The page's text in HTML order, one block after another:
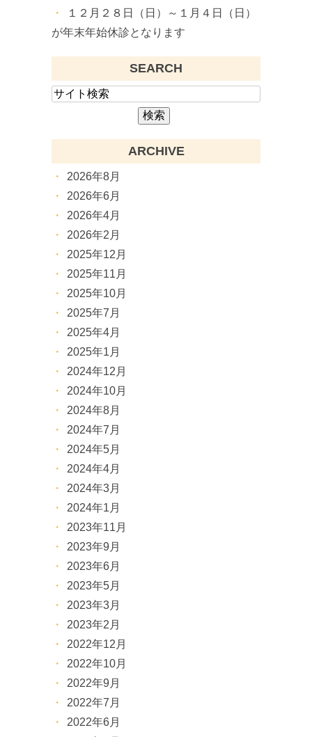
１２月２８日（日）～１月４日（日）
が年末年始休診となります
SEARCH
ARCHIVE
2026年8月
2026年6月
2026年4月
2026年2月
2025年12月
2025年11月
2025年10月
2025年7月
2025年4月
2025年1月
2024年12月
2024年10月
2024年8月
2024年7月
2024年5月
2024年4月
2024年3月
2024年1月
2023年11月
2023年9月
2023年6月
2023年5月
2023年3月
2023年2月
2022年12月
2022年10月
2022年9月
2022年7月
2022年6月